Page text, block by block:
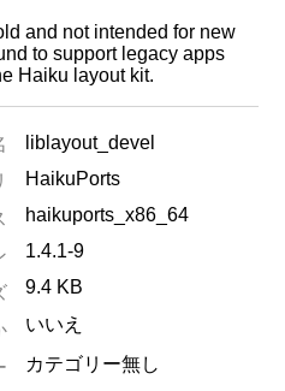
and not intended for new
to support legacy apps
Haiku layout kit.
liblayout_devel
HaikuPorts
haikuports_x86_64
1.4.1-9
9.4 KB
いいえ
カテゴリー無し